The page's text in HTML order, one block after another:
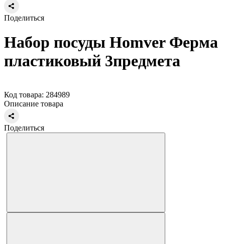
Поделиться
Набор посуды Homver Ферма
пластиковый 3предмета
Код товара: 284989
Описание товара
Поделиться